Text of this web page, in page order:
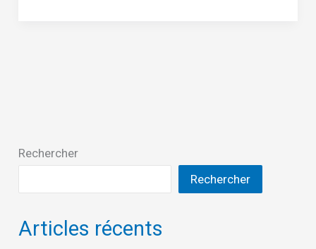
Rechercher
Rechercher
Articles récents